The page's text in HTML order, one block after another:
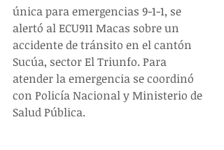
única para emergencias 9-1-1, se
alertó al ECU911 Macas sobre un
accidente de tránsito en el cantón
Sucúa, sector El Triunfo. Para
atender la emergencia se coordinó
con Policía Nacional y Ministerio de
Salud Pública.